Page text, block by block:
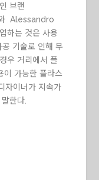
브랜
Alessandro
하는 것은 사용
기술로 인해 무
우 거리에서 플
이 가능한 플라스
자이너가 지속가
한다.